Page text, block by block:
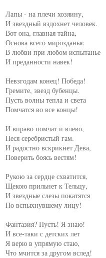
Лапы - на плечи хозяину,
И звездный вздохнет человек.
Вот она, главная тайна,
Основа всего мирозданья:
В любви при любом испытанье
И преданности навек!
Невзгодам конец! Победа!
Гремите, звезд бубенцы.
Пусть волны тепла и света
Помчатся во все концы!
И вправо помчат и влево,
Неся серебристый гам.
И радостно вскрикнет Дева,
Поверить боясь вестям!
Рукою за сердце схватится,
Щекою прильнет к Тельцу,
И звездные слезы покатятся
По вспыхнувшему лицу!
Фантазия? Пусть! Я знаю!
И все-таки с детских лет
Я верю в упрямую стаю,
Что мчится за другом вслед!